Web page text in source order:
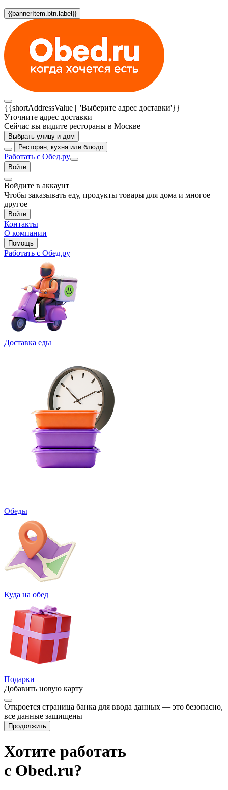
{{bannerItem.btn.label}}
{{shortAddressValue || 'Выберите адрес доставки'}}
Уточните адрес доставки
Сейчас вы видите рестораны в Москве
Выбрать улицу и дом
Ресторан, кухня или блюдо
Работать с Обед.ру
Войти
Войдите в аккаунт
Чтобы заказывать еду, продукты товары для дома и многое
другое
Войти
Контакты
О компании
Помощь
Работать с Обед.ру
Доставка еды
Обеды
Куда на обед
Подарки
Добавить новую карту
Откроется страница банка для ввода данных — это безопасно,
все данные защищены
Продолжить
Хотите работать
с Obed.ru?